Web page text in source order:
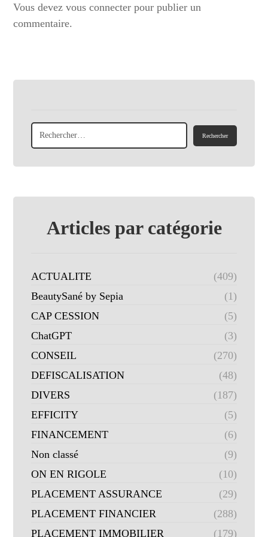
Vous devezvous connecter pour publier un
commentaire.
Articles par catégorie
ACTUALITE
(409)
BeautySané by Sepia
(1)
CAP CESSION
(5)
ChatGPT
(3)
CONSEIL
(270)
DEFISCALISATION
(48)
DIVERS
(187)
EFFICITY
(5)
FINANCEMENT
(6)
Non classé
(9)
ON EN RIGOLE
(10)
PLACEMENT ASSURANCE
(29)
PLACEMENT FINANCIER
(288)
PLACEMENT IMMOBILIER
(179)